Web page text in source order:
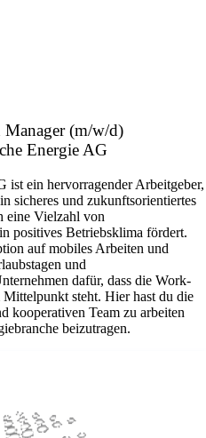
(m/w/d)
Energie AG
ist ein hervorragender Arbeitgeber,
sicheres und zukunftsorientiertes
eine Vielzahl von
positives Betriebsklima fördert.
auf mobiles Arbeiten und
und
dafür, dass die Work-
steht. Hier hast du die
kooperativen Team zu arbeiten
beizutragen.